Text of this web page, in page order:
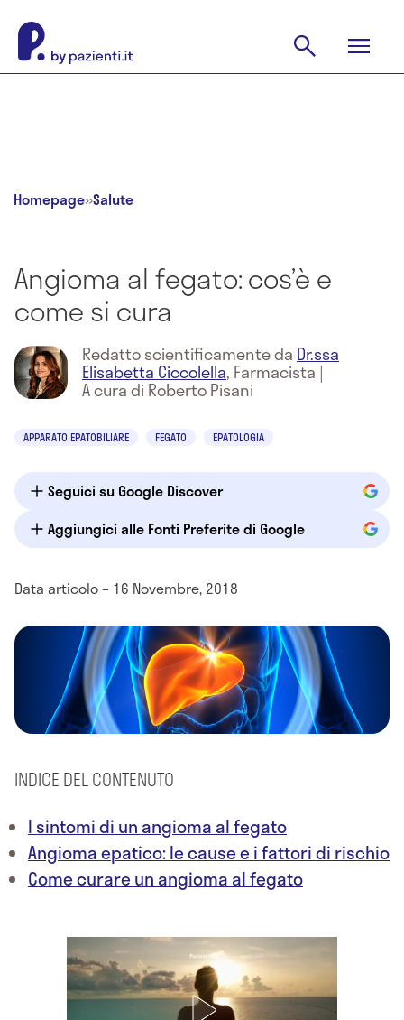
Homepage»Salute
Angioma al fegato: cos’è e
come si cura
Redatto scientificamente da Dr.ssa
Elisabetta Ciccolella, Farmacista |
A cura di Roberto Pisani
APPARATO EPATOBILIARE FEGATO EPATOLOGIA
Seguici su Google Discover
Aggiungici alle Fonti Preferite di Google
Data articolo – 16 Novembre, 2018
INDICE DEL CONTENUTO
I sintomi di un angioma al fegato
Angioma epatico: le cause e i fattori di rischio
Come curare un angioma al fegato